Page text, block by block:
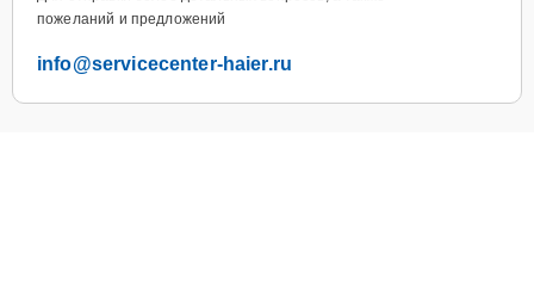
пожеланий и предложений
info@servicecenter-haier.ru